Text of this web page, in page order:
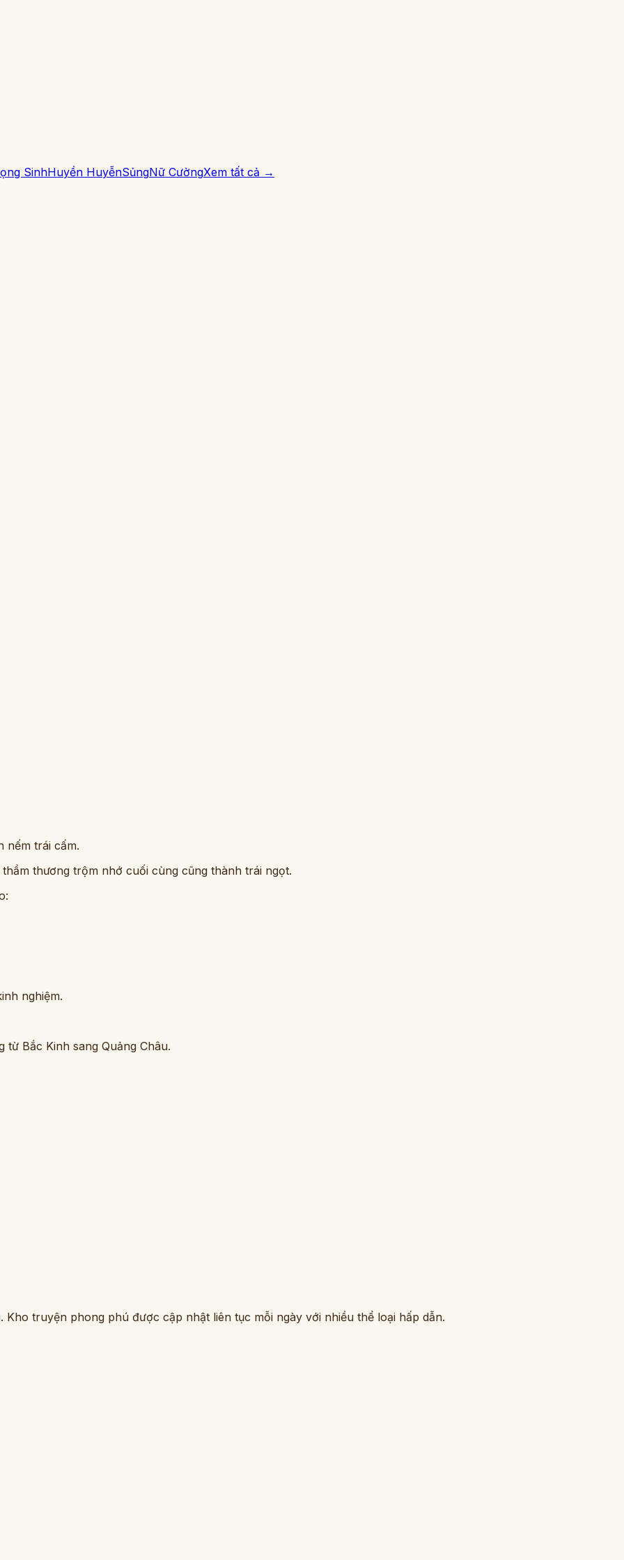
SinhHuyền HuyễnSủngNữ CườngXem tất cả →
nếm trái cấm.
thương trộm nhớ cuối cùng cũng thành trái ngọt.
nghiệm.
Bắc Kinh sang Quảng Châu.
truyện phong phú được cập nhật liên tục mỗi ngày với nhiều thể loại hấp dẫn.